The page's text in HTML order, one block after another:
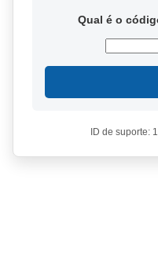
Qual é o
ID de suporte: